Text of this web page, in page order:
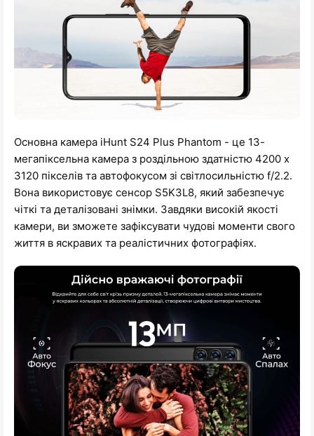
Основна камера iHunt S24 Plus Phantom - це 13-
мегапіксельна камера з роздільною здатністю 4200 x
3120 пікселів та автофокусом зі світлосильністю f/2.2.
Вона використовує сенсор S5K3L8, який забезпечує
чіткі та деталізовані знімки. Завдяки високій якості
камери, ви зможете зафіксувати чудові моменти свого
життя в яскравих та реалістичних фотографіях.